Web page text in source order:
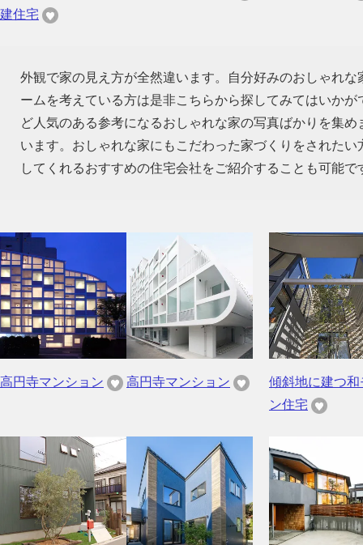
建住宅
外観で家の見え方が全然違います。自分好みのおしゃれ
ームを考えている方は是非こちらから探してみてはいか
ど人気のある参考になるおしゃれな家の写真ばかりを集
います。おしゃれな家にもこだわった家づくりをされた
してくれるおすすめの住宅会社をご紹介することも可能で
高円寺マンション 高円寺マンション
傾斜地に建つ和
ン住宅